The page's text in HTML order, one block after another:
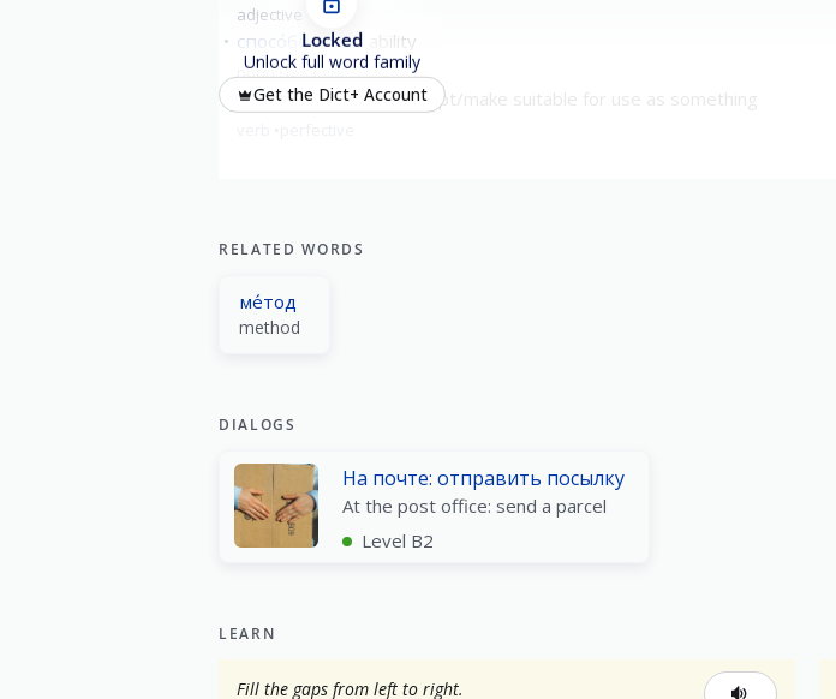
adjective
спосо́бность ability
noun feminine
приспосо́бить to adapt/make suitable for use as something
Locked
Unlock full word family
Get the Dict+ Account
RELATED WORDS
ме́тод
method
DIALOGS
На почте: отправить посылку
At the post office: send a parcel
Level B2
LEARN
Fill the gaps from left to right.